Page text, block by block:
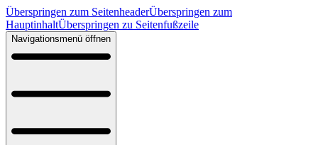
Überspringen zum SeitenheaderÜberspringen zum
HauptinhaltÜberspringen zu Seitenfußzeile
Navigationsmenü öffnen